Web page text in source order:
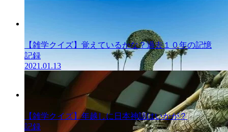
【雑学クイズ】覚えているかな？過去１０年の記憶
記録
2021.01.13
【雑学クイズ】年越しに日本神話はいかが？
記録